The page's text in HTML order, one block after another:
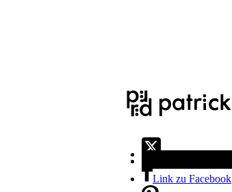
Link zu X
Link zu Facebook